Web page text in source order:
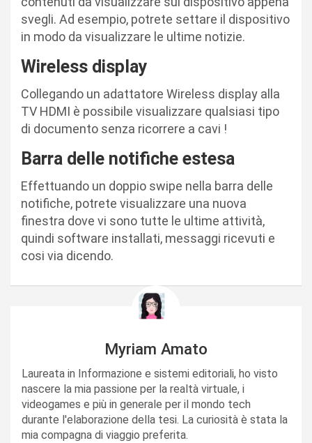
svegli. Ad esempio, potrete settare il dispositivo
in modo da visualizzare le ultime notizie.
Wireless display
Collegando un adattatore Wireless display alla
TV HDMI è possibile visualizzare qualsiasi tipo
di documento senza ricorrere a cavi !
Barra delle notifiche estesa
Effettuando un doppio swipe nella barra delle
notifiche, potrete visualizzare una nuova
finestra dove vi sono tutte le ultime attività,
quindi software installati, messaggi ricevuti e
cosi via dicendo.
Myriam Amato
Laureata in Informazione e sistemi editoriali, ho visto
nascere la mia passione per la realtà virtuale, i
videogames e più in generale per il mondo tech
durante l'elaborazione della tesi. La curiosità è stata la
mia compagna di viaggio preferita.